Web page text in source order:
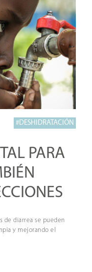
#DESHIDRATACIÓN
PARA
de diarrea se pueden
y mejorando el